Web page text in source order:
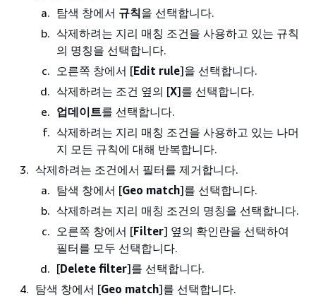
탐색 창에서 규칙을 선택합니다.
삭제하려는 지리 매칭 조건을 사용하고 있는 규칙
의 명칭을 선택합니다.
오른쪽 창에서 [Edit rule]을 선택합니다.
삭제하려는 조건 옆의 [X]를 선택합니다.
업데이트를 선택합니다.
삭제하려는 지리 매칭 조건을 사용하고 있는 나머
지 모든 규칙에 대해 반복합니다.
삭제하려는 조건에서 필터를 제거합니다.
탐색 창에서 [Geo match]를 선택합니다.
삭제하려는 지리 매칭 조건의 명칭을 선택합니다.
오른쪽 창에서 [Filter] 옆의 확인란을 선택하여
필터를 모두 선택합니다.
[Delete filter]를 선택합니다.
탐색 창에서 [Geo match]를 선택합니다.